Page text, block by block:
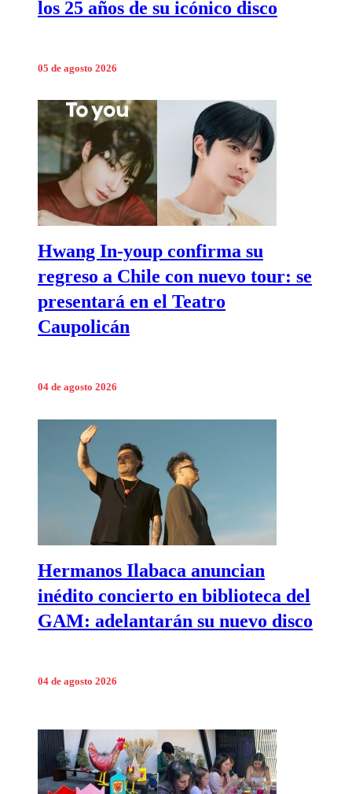
los 25 años de su icónico disco
05 de agosto 2026
Hwang In-youp confirma su
regreso a Chile con nuevo tour: se
presentará en el Teatro
Caupolicán
04 de agosto 2026
Hermanos Ilabaca anuncian
inédito concierto en biblioteca del
GAM: adelantarán su nuevo disco
04 de agosto 2026